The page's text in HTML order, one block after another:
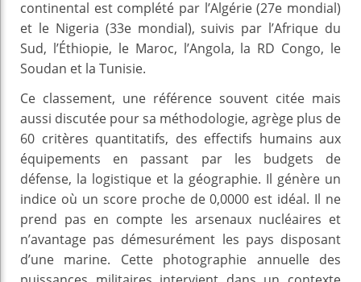
continental est complété par l’Algérie (27e mondial)
et le Nigeria (33e mondial), suivis par l’Afrique du
Sud, l’Éthiopie, le Maroc, l’Angola, la RD Congo, le
Soudan et la Tunisie.
Ce classement, une référence souvent citée mais
aussi discutée pour sa méthodologie, agrège plus de
60 critères quantitatifs, des effectifs humains aux
équipements en passant par les budgets de
défense, la logistique et la géographie. Il génère un
indice où un score proche de 0,0000 est idéal. Il ne
prend pas en compte les arsenaux nucléaires et
n’avantage pas démesurément les pays disposant
d’une marine. Cette photographie annuelle des